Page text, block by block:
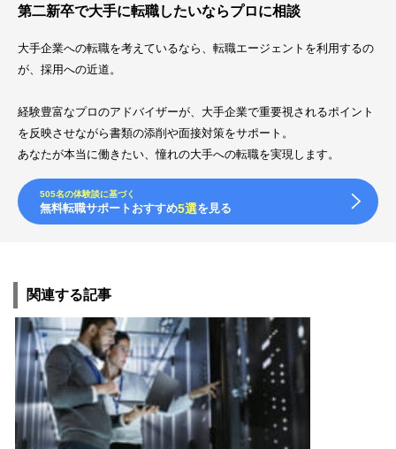
第二新卒で大手に転職したいならプロに相談
大手企業への転職を考えているなら、転職エージェントを利用するの
が、採用への近道。
経験豊富なプロのアドバイザーが、大手企業で重要視されるポイント
を反映させながら書類の添削や面接対策をサポート。
あなたが本当に働きたい、憧れの大手への転職を実現します。
505名の体験談に基づく
無料転職サポートおすすめ5選を見る
関連する記事